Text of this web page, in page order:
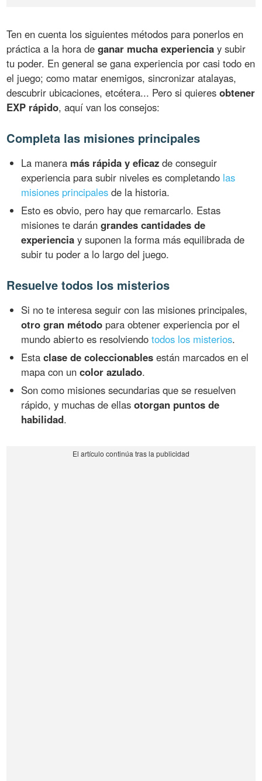
Ten en cuenta los siguientes métodos para ponerlos en
práctica a la hora deganar mucha experiencia y subir
tu poder. En general se gana experiencia por casi todo en
el juego; como matar enemigos, sincronizar atalayas,
descubrir ubicaciones, etcétera... Pero si quieresobtener
EXP rápido, aquí van los consejos:
Completa las misiones principales
La manera más rápida y eficaz de conseguir
experiencia para subir niveles es completando las
misiones principales de la historia.
Esto es obvio, pero hay que remarcarlo. Estas
misiones te darángrandes cantidades de
experiencia y suponen la forma más equilibrada de
subir tu poder a lo largo del juego.
Resuelve todos los misterios
Si no te interesa seguir con las misiones principales,
otro gran método para obtener experiencia por el
mundo abierto es resolviendotodos los misterios.
Estaclase de coleccionables están marcados en el
mapa con uncolor azulado.
Son como misiones secundarias que se resuelven
rápido, y muchas de ellasotorgan puntos de
habilidad.